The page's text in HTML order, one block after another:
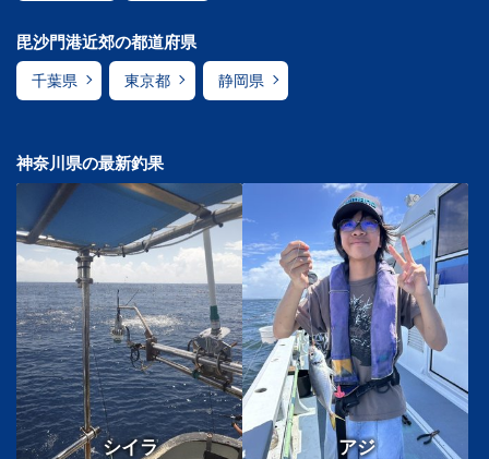
毘沙門港近郊の都道府県
千葉県 東京都 静岡県
神奈川県の最新釣果
シイラ アジ